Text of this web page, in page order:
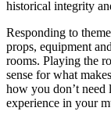
historical integrity
Responding to
props, equipment
rooms. Playing the
sense for what
how you don’t need
experience in your